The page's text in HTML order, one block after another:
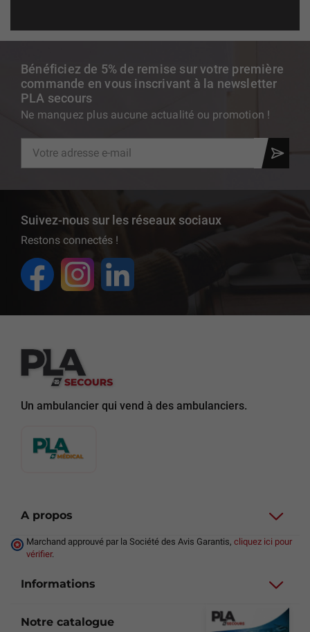
Bénéficiez de 5% de remise sur votre première
commande en vous inscrivant à la newsletter
PLA secours
Ne manquez plus aucune actualité ou promotion !
Suivez-nous sur les réseaux sociaux
Restons connectés !
Un ambulancier qui vend à des ambulanciers.
A propos
Marchand approuvé par la Société des Avis Garantis, cliquez ici pour
vérifier.
Informations
Notre catalogue